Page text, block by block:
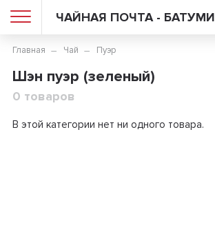
ЧАЙНАЯ ПОЧТА - БАТУМИ
Главная Чай Пуэр
Шэн пуэр (зеленый)
0 товаров
В этой категории нет ни одного товара.